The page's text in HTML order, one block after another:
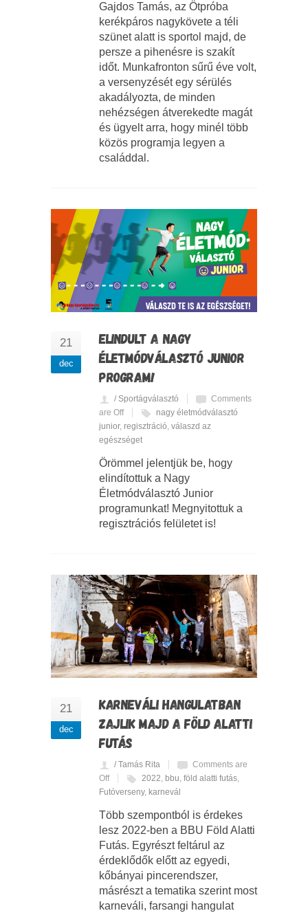
Gajdos Tamás, az Ötpróba
kerékpáros nagykövete a téli
szünet alatt is sportol majd, de
persze a pihenésre is szakít
időt. Munkafronton sűrű éve volt,
a versenyzését egy sérülés
akadályozta, de minden
nehézségen átverekedte magát
és ügyelt arra, hogy minél több
közös programja legyen a
családdal.
21
dec
ELINDULT A NAGY
ÉLETMÓDVÁLASZTÓ JUNIOR
PROGRAM!
/ Sportágválasztó
Comments
are Off
nagy életmódválasztó
junior, regisztráció, válaszd az
egészséget
Örömmel jelentjük be, hogy
elindítottuk a Nagy
Életmódválasztó Junior
programunkat! Megnyitottuk a
regisztrációs felületet is!
21
dec
KARNEVÁLI HANGULATBAN
ZAJLIK MAJD A FÖLD ALATTI
FUTÁS
/ Tamás Rita
Comments are
Off
2022, bbu, föld alatti futás,
Futóverseny, karnevál
Több szempontból is érdekes
lesz 2022-ben a BBU Föld Alatti
Futás. Egyrészt feltárul az
érdeklődők előtt az egyedi,
kőbányai pincerendszer,
másrészt a tematika szerint most
karneváli, farsangi hangulat